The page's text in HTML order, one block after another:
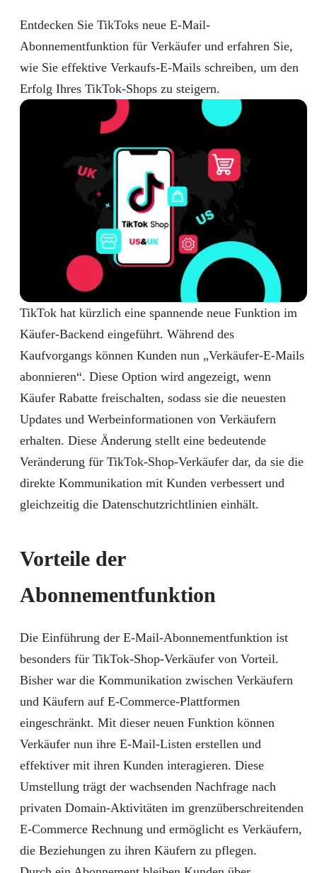
Entdecken Sie TikToks neue E-Mail-
Abonnementfunktion für Verkäufer und erfahren Sie,
wie Sie effektive Verkaufs-E-Mails schreiben, um den
Erfolg Ihres TikTok-Shops zu steigern.
TikTok hat kürzlich eine spannende neue Funktion im
Käufer-Backend eingeführt. Während des
Kaufvorgangs können Kunden nun „Verkäufer-E-Mails
abonnieren“. Diese Option wird angezeigt, wenn
Käufer Rabatte freischalten, sodass sie die neuesten
Updates und Werbeinformationen von Verkäufern
erhalten. Diese Änderung stellt eine bedeutende
Veränderung für TikTok-Shop-Verkäufer dar, da sie die
direkte Kommunikation mit Kunden verbessert und
gleichzeitig die Datenschutzrichtlinien einhält.
Vorteile der
Abonnementfunktion
Die Einführung der E-Mail-Abonnementfunktion ist
besonders für TikTok-Shop-Verkäufer von Vorteil.
Bisher war die Kommunikation zwischen Verkäufern
und Käufern auf E-Commerce-Plattformen
eingeschränkt. Mit dieser neuen Funktion können
Verkäufer nun ihre E-Mail-Listen erstellen und
effektiver mit ihren Kunden interagieren. Diese
Umstellung trägt der wachsenden Nachfrage nach
privaten Domain-Aktivitäten im grenzüberschreitenden
E-Commerce Rechnung und ermöglicht es Verkäufern,
die Beziehungen zu ihren Käufern zu pflegen.